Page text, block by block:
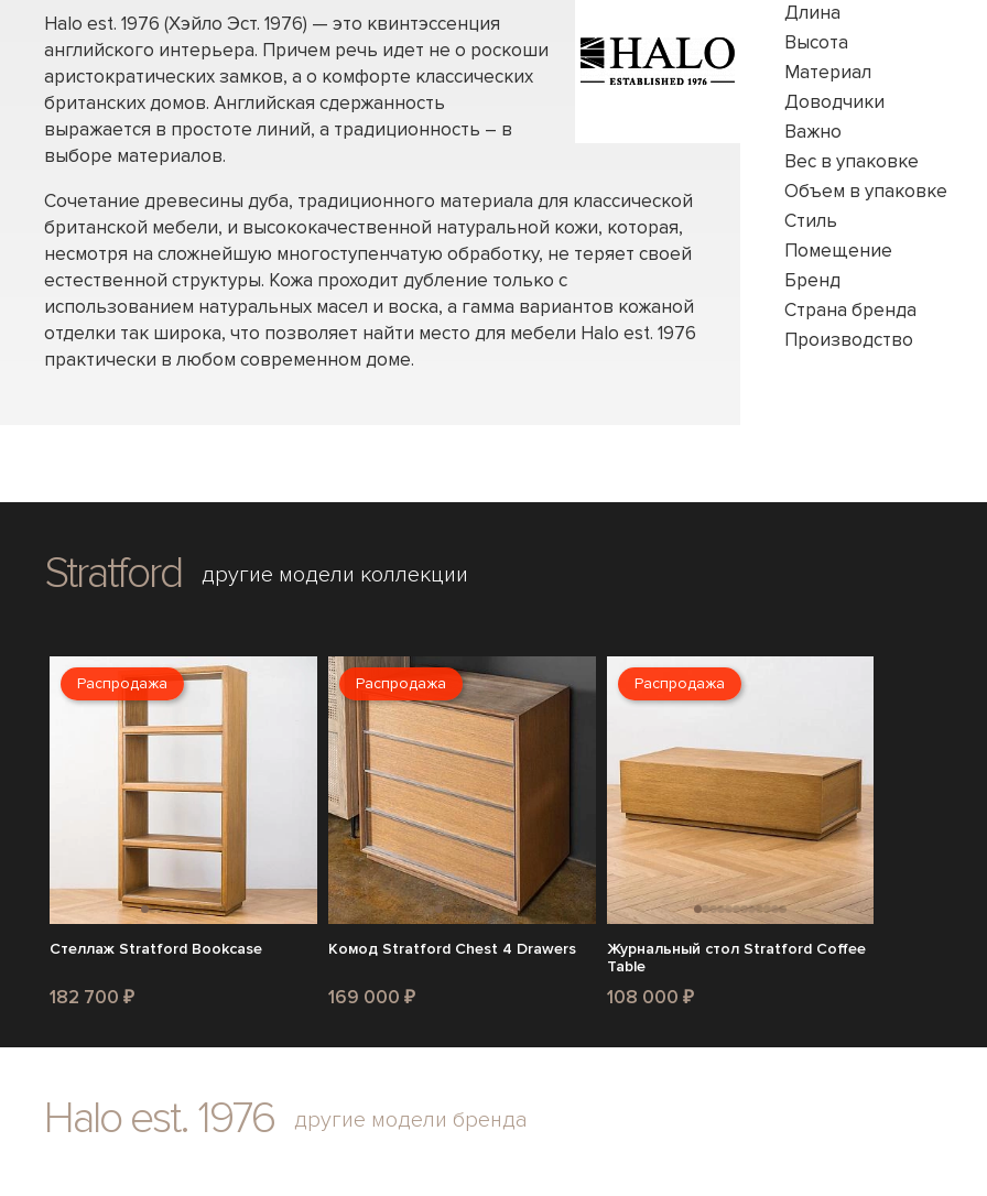
Halo est. 1976 (Хэйло Эст. 1976) — это квинтэссенция
английского интерьера. Причем речь идет не о роскоши
аристократических замков, а о комфорте классических
британских домов. Английская сдержанность
выражается в простоте линий, а традиционность – в
выборе материалов.
Сочетание древесины дуба, традиционного материала для классической
британской мебели, и высококачественной натуральной кожи, которая,
несмотря на сложнейшую многоступенчатую обработку, не теряет своей
естественной структуры. Кожа проходит дубление только с
использованием натуральных масел и воска, а гамма вариантов кожаной
отделки так широка, что позволяет найти место для мебели Halo est. 1976
практически в любом современном доме.
Длина
Высота
Материал
Доводчики
Важно
Вес в упаковке
Объем в упаковке
Стиль
Помещение
Бренд
Страна бренда
Производство
Stratford другие модели коллекции
Распродажа
Стеллаж Stratford Bookcase
182 700 ₽
Распродажа
Комод Stratford Chest 4 Drawers
169 000 ₽
Распродажа
Журнальный стол Stratford Coffee
Table
108 000 ₽
Halo est. 1976 другие модели бренда